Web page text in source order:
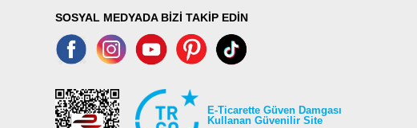
SOSYAL MEDYADA BİZİ TAKİP EDİN
E-Ticarette Güven Damgası
Kullanan Güvenilir Site